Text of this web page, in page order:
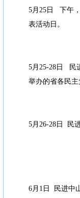
5月25日 下午
表活动日。
5月25-28日 民
举办的省各民主
5月26-28日 民
6月1日 民进中